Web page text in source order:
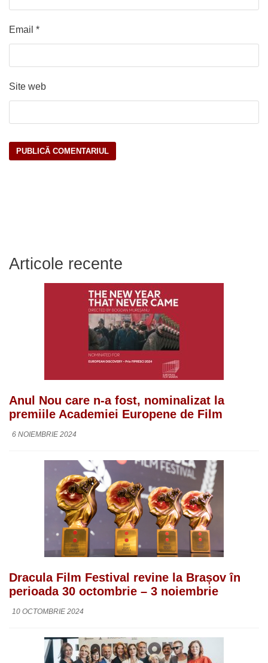
Email *
Site web
Articole recente
Anul Nou care n-a fost, nominalizat la
premiile Academiei Europene de Film
6 NOIEMBRIE 2024
Dracula Film Festival revine la Brașov în
perioada 30 octombrie – 3 noiembrie
10 OCTOMBRIE 2024